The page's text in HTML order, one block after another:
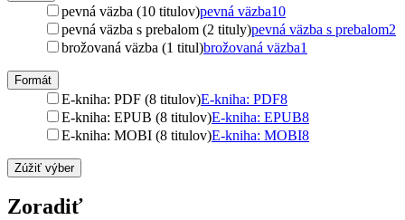
pevná väzba (10 titulov)pevná väzba10
pevná väzba s prebalom (2 tituly)pevná väzba s prebalom2
brožovaná väzba (1 titul)brožovaná väzba1
Formát
E-kniha: PDF (8 titulov)E-kniha: PDF8
E-kniha: EPUB (8 titulov)E-kniha: EPUB8
E-kniha: MOBI (8 titulov)E-kniha: MOBI8
Zúžiť výber
Zoradiť